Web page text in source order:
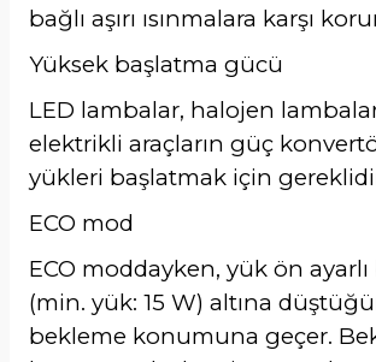
bağlı aşırı ısınmalara karşı
Yüksek başlatma gücü
LED lambalar, halojen
elektrikli araçların güç
yükleri başlatmak için
ECO mod
ECO moddayken, yük ön
(min. yük: 15 W) altına
bekleme konumuna geçer.